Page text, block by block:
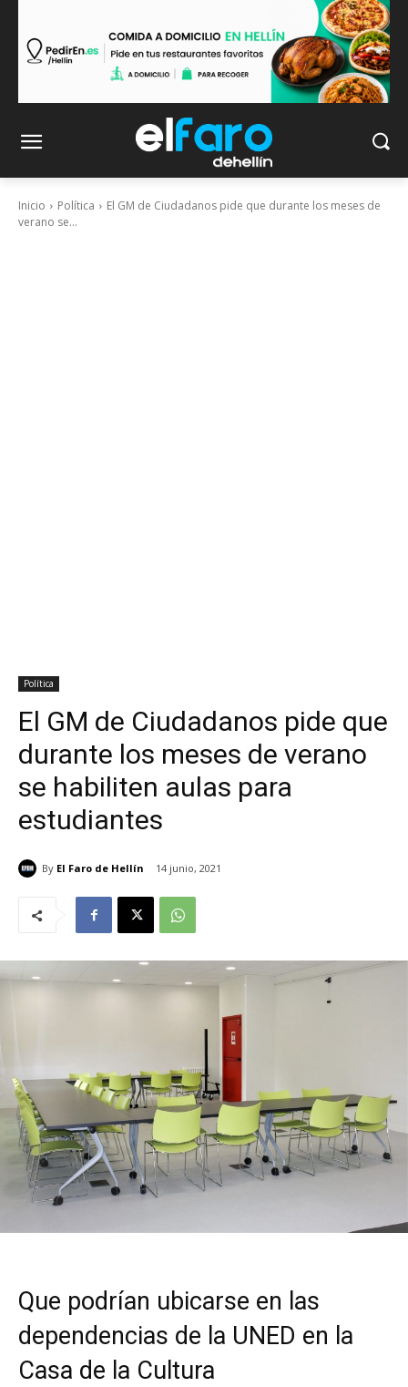
Inicio Política
El GM de Ciudadanos pide que durante los meses de
verano se...
Política
El GM de Ciudadanos pide que
durante los meses de verano
se habiliten aulas para
estudiantes
By El Faro de Hellín 14 junio, 2021
Que podrían ubicarse en las
dependencias de la UNED en la
Casa de la Cultura